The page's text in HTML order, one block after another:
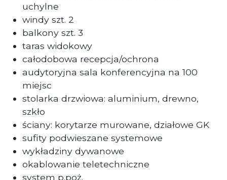
uchylne
windy szt. 2
balkony szt. 3
taras widokowy
całodobowa recepcja/ochrona
audytoryjna sala konferencyjna na 100
miejsc
stolarka drzwiowa: aluminium, drewno,
szkło
ściany: korytarze murowane, działowe GK
sufity podwieszane systemowe
wykładziny dywanowe
okablowanie teletechniczne
system p.poż.